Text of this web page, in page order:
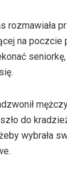
rozmawiała
na
do
wybrała